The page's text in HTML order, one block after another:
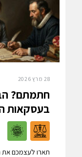
28 מרץ 2026
חתמתם?
בעסקאות
תארו לעצמכם את